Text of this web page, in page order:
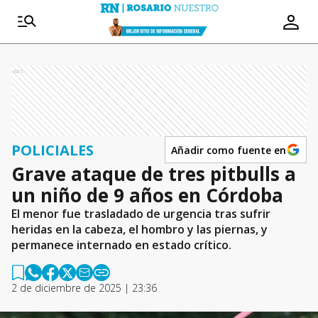
Ads
POLICIALES Añadir como fuente en
Grave ataque de tres pitbulls a
un niño de 9 años en Córdoba
El menor fue trasladado de urgencia tras sufrir
heridas en la cabeza, el hombro y las piernas, y
permanece internado en estado crítico.
2 de diciembre de 2025 | 23:36